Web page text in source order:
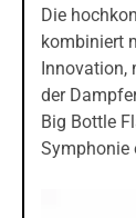
Die
kombiniert
Innovation,
der
Big Bottle
Symphonie